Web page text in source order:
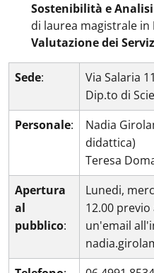
Sostenibilità e
di laurea magistrale in
Valutazione dei
Sede:
Via Salaria
Dip.to di
Personale:
Nadia
didattica)
Teresa
Apertura
al
pubblico:
Lunedi,
12.00
un'email